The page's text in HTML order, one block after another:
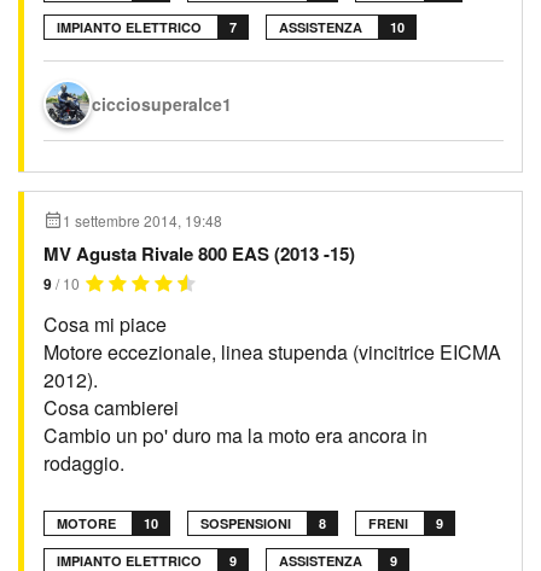
IMPIANTO ELETTRICO 7 ASSISTENZA 10
cicciosuperalce1
1 settembre 2014, 19:48
MV Agusta Rivale 800 EAS (2013 -15)
9/ 10
Cosa mi piace
Motore eccezionale, linea stupenda (vincitrice EICMA
2012).
Cosa cambierei
Cambio un po' duro ma la moto era ancora in
rodaggio.
MOTORE 10 SOSPENSIONI 8 FRENI 9
IMPIANTO ELETTRICO 9 ASSISTENZA 9